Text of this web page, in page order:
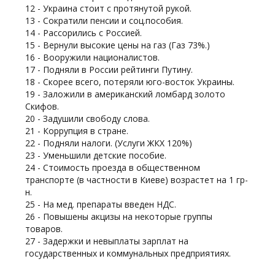
12 - Украина стоит с протянутой рукой.
13 - Сократили пенсии и соц.пособия.
14 - Рассорились с Россией.
15 - Вернули высокие цены на газ (Газ 73%.)
16 - Вооружили националистов.
17 - Подняли в России рейтинги Путину.
18 - Скорее всего, потеряли юго-восток Украины.
19 - Заложили в американский ломбард золото
Скифов.
20 - Задушили свободу слова.
21 - Коррупция в стране.
22 - Подняли налоги. (Услуги ЖКХ 120%)
23 - Уменьшили детские пособие.
24 - Стоимость проезда в общественном
транспорте (в частности в Киеве) возрастет на 1 гр-
н.
25 - На мед. препараты введен НДС.
26 - Повышены акцизы на некоторые группы
товаров.
27 - Задержки и невыплаты зарплат на
государственных и коммунальных предприятиях.